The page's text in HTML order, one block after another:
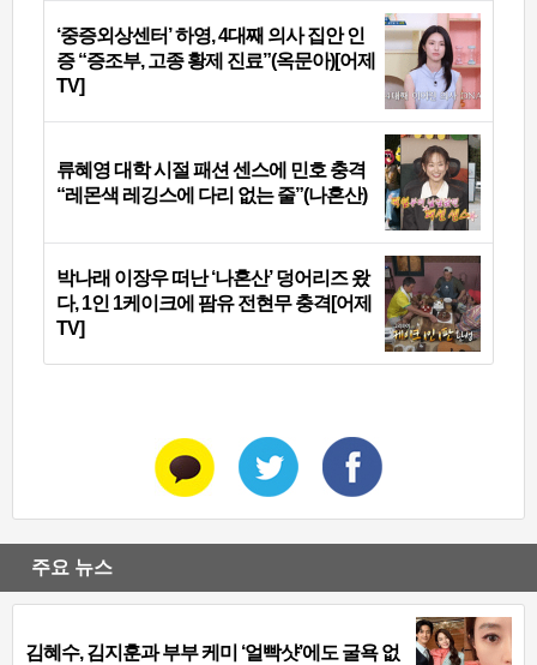
‘중증외상센터’ 하영, 4대째 의사 집안 인
증 “증조부, 고종 황제 진료”(옥문아)[어제
TV]
류혜영 대학 시절 패션 센스에 민호 충격
“레몬색 레깅스에 다리 없는 줄”(나혼산)
박나래 이장우 떠난 ‘나혼산’ 덩어리즈 왔
다, 1인 1케이크에 팜유 전현무 충격[어제
TV]
주요 뉴스
김혜수, 김지훈과 부부 케미 ‘얼빡샷’에도 굴욕 없